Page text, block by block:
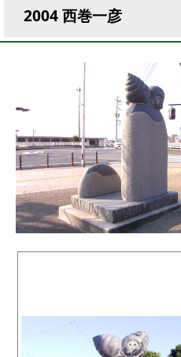
2004 西巻一彦